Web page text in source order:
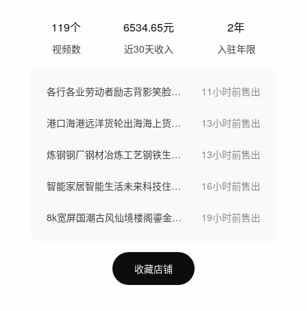
119个
视频数
6534.65元
近30天收入
2年
入驻年限
各行各业劳动者励志背影笑脸工作场景劳动节 11小时前售出
港口海港远洋货轮出海海上货船一带一路 13小时前售出
炼钢钢厂钢材冶炼工艺钢铁生产大型工厂航拍 13小时前售出
智能家居智能生活未来科技住宅智慧社区 16小时前售出
8k宽屏国潮古风仙境楼阁鎏金山水仙鹤背景 19小时前售出
收藏店铺